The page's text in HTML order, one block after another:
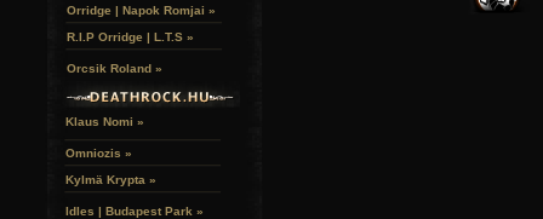
Orridge | Napok Romjai »
R.I.P Orridge | L.T.S »
Orcsik Roland »
Klaus Nomi »
Omniozis »
Kylmä Krypta »
Idles | Budapest Park »